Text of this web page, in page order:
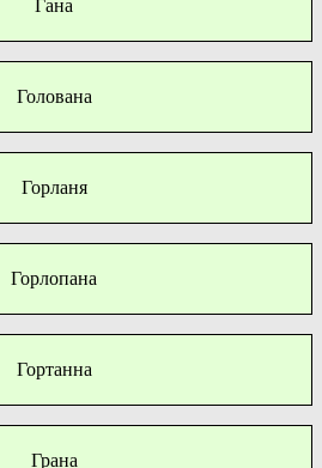
Гана
Голована
Горланя
Горлопана
Гортанна
Грана